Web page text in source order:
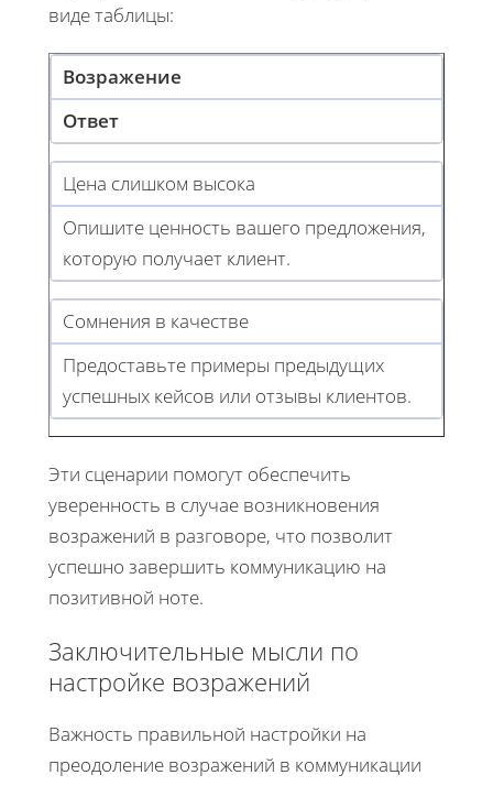
виде таблицы:
Возражение
Ответ
Цена слишком высока
Опишите ценность вашего предложения,
которую получает клиент.
Сомнения в качестве
Предоставьте примеры предыдущих
успешных кейсов или отзывы клиентов.
Эти сценарии помогут обеспечить
уверенность в случае возникновения
возражений в разговоре, что позволит
успешно завершить коммуникацию на
позитивной ноте.
Заключительные мысли по
настройке возражений
Важность правильной настройки на
преодоление возражений в коммуникации